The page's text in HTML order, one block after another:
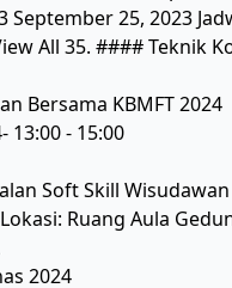
September 25, 2023
All 35. #### Teknik
Bersama KBMFT 2024
13:00 - 15:00
Soft Skill
Ruang Aula